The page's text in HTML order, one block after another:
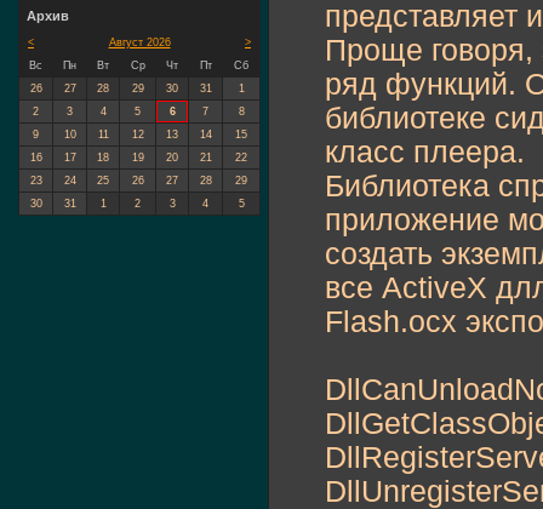
представляет
Проще говоря,
ряд функций.
библиотеке
класс плеера.
Библиотека
приложение
создать
все ActiveX
Flash.ocx
Архив
< >
Август 2026
Вс
Пн Вт Ср Чт Пт
Сб
26
27 28 29 30 31
1
2
3 4 5 6 7
8
9
10 11 12 13 14
15
16
17 18 19 20 21
22
23
24 25 26 27 28
29
30
31 1 2 3 4 5